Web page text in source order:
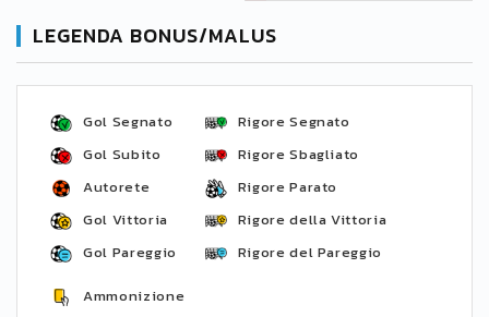
LEGENDA BONUS/MALUS
Gol Segnato
Gol Subito
Autorete
Gol Vittoria
Gol Pareggio
Rigore Segnato
Rigore Sbagliato
Rigore Parato
Rigore della Vittoria
Rigore del Pareggio
Ammonizione